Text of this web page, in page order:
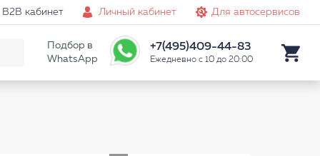
B2B кабинет Личный кабинет Для автосервисов
Подбор в
WhatsApp
+7(495)409-44-83
Ежедневно с 10 до 20:00